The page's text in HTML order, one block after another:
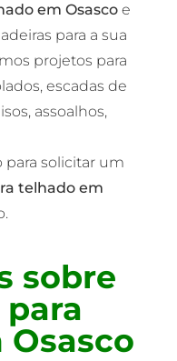
em Osascoe
para a sua
projetos para
escadas de
assoalhos,
solicitar um
telhado em
sobre